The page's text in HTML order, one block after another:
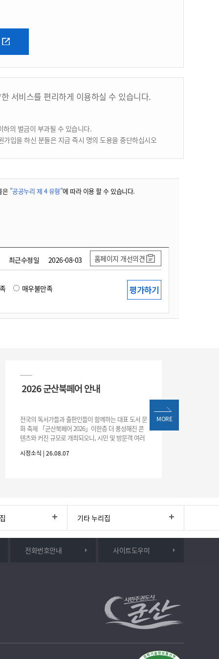
서비스를 편리하게 이용하실 수 있습니다.
의 벌금이 부과될 수 있습니다.
입을 하신 분들은 지금 즉시 명의 도용을 중단하십시오
은 "공공누리 제 4 유형"에 따라 이용 할 수 있습니다.
최근수정일 2026-08-03 홈페이지 개선의견
매우불만족
2026 군산북페어 안내
전국의 독서가들과 출판인들이 함께하는 대표 도서 문
화 축제 「군산북페어 2026」이한층 더 풍성해진 콘
텐츠와 커진 규모로 개최되오니, 시민 및 방문객 여러
간: 2026. 8. 28.
시정소식 | 26.08.07
MORE
기타 누리집
전화번호안내 사이트도우미